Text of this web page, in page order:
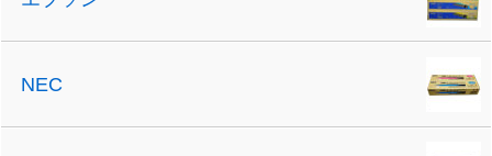
NEC